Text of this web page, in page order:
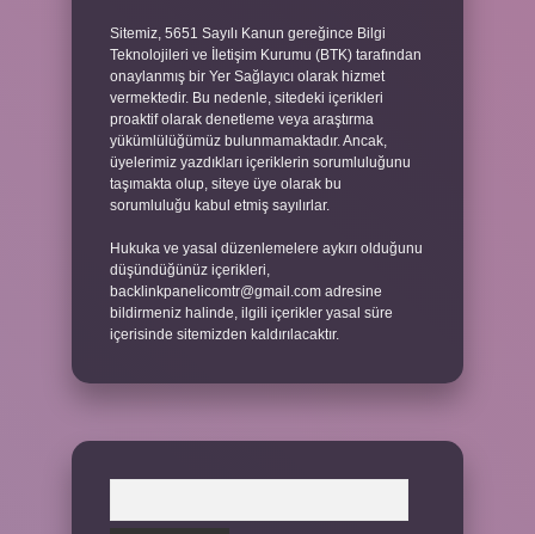
Sitemiz, 5651 Sayılı Kanun gereğince Bilgi
Teknolojileri ve İletişim Kurumu (BTK) tarafından
onaylanmış bir Yer Sağlayıcı olarak hizmet
vermektedir. Bu nedenle, sitedeki içerikleri
proaktif olarak denetleme veya araştırma
yükümlülüğümüz bulunmamaktadır. Ancak,
üyelerimiz yazdıkları içeriklerin sorumluluğunu
taşımakta olup, siteye üye olarak bu
sorumluluğu kabul etmiş sayılırlar.
Hukuka ve yasal düzenlemelere aykırı olduğunu
düşündüğünüz içerikleri,
backlinkpanelicomtr@gmail.com adresine
bildirmeniz halinde, ilgili içerikler yasal süre
içerisinde sitemizden kaldırılacaktır.